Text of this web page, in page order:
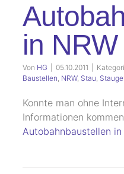
in NRW
Von HG 05.10.2011
Baustellen, NRW, Stau,
Konnte man ohne
Informationen
Autobahnbaustellen in